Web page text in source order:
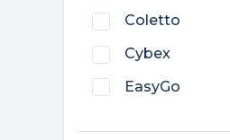
Coletto
Cybex
EasyGo